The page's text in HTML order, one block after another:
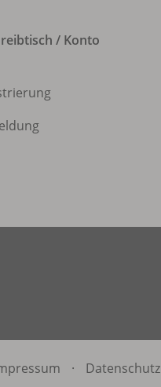
/ Konto
· Datenschutz